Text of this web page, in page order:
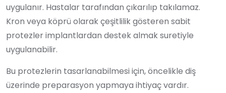
uygulanır. Hastalar tarafından çıkarılıp takılamaz.
Kron veya köprü olarak çeşitlilik gösteren sabit
protezler implantlardan destek almak suretiyle
uygulanabilir.
Bu protezlerin tasarlanabilmesi için, öncelikle diş
üzerinde preparasyon yapmaya ihtiyaç vardır.